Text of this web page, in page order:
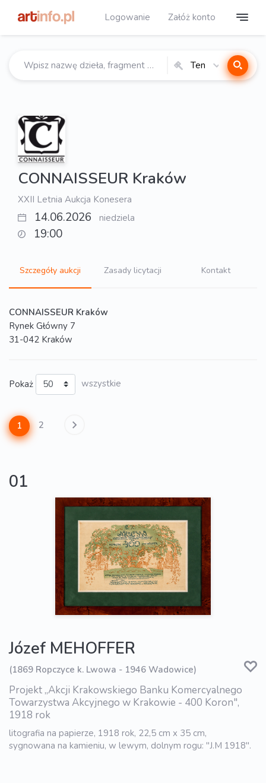
Logowanie Załóż konto
Ten
CONNAISSEUR Kraków
XXII Letnia Aukcja Konesera
14.06.2026 niedziela
19:00
Szczegóły aukcji Zasady licytacji Kontakt
CONNAISSEUR Kraków
Rynek Główny 7
31-042 Kraków
Pokaż wszystkie
1 2
01
Józef MEHOFFER
(1869 Ropczyce k. Lwowa - 1946 Wadowice)
Projekt „Akcji Krakowskiego Banku Komercyalnego
Towarzystwa Akcyjnego w Krakowie - 400 Koron",
1918 rok
litografia na papierze, 1918 rok, 22,5 cm x 35 cm,
sygnowana na kamieniu, w lewym, dolnym rogu: "J.M 1918".